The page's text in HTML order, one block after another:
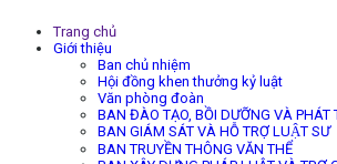
Trang chủ
Giới thiệu
Ban chủ nhiệm
Hội đồng khen thưởng kỷ luật
Văn phòng đoàn
BAN ĐÀO TẠO, BỒI DƯỠNG VÀ PHÁT
BAN GIÁM SÁT VÀ HỖ TRỢ LUẬT SƯ
BAN TRUYỀN THÔNG VĂN THỂ